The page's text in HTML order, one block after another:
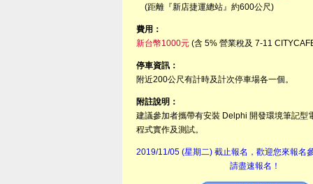
(距離『新店捷運總站』約600公尺)
費用：
新台幣1000元(含 5% 營業稅及 7-11
停車資訊：
附近200公尺有計時及計次停車場各一個。
附註說明：
建議參加者攜帶有安裝 Delphi 開發環境筆記型
程式實作及測試。
2019/11/05 (星期二) 截止報名，歡迎您來報名
請盡速報名！